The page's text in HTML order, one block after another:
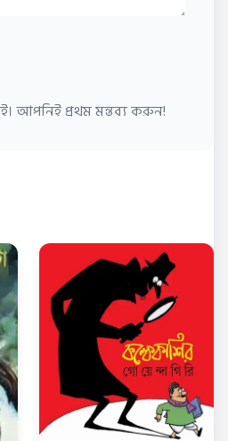
আপনিই প্রথম মন্তব্য করুন!